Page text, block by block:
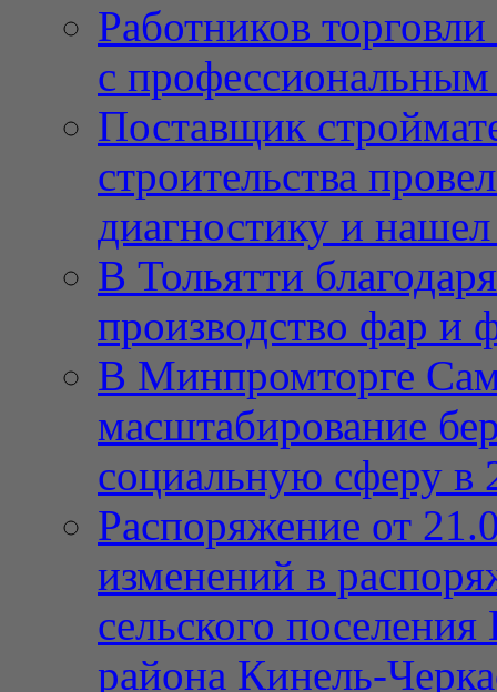
Работников
с
Поставщик
строительства
диагностику и
В Тольятти
производство фар и
В Минпромторге
масштабирование
социальную сферу в
Распоряжение от
изменений в
сельского
района Кинель-